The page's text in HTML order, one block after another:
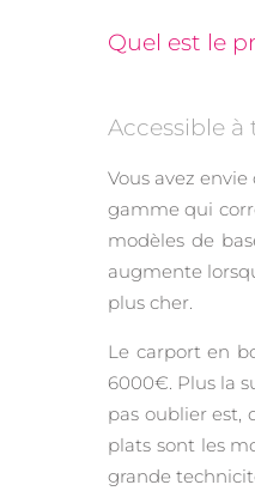
Quel est le
Accessible à
Vous avez
gamme qui
modèles de
augmente
plus cher.
Le carport en
6000€. Plus la
pas oublier est,
plats sont les
grande